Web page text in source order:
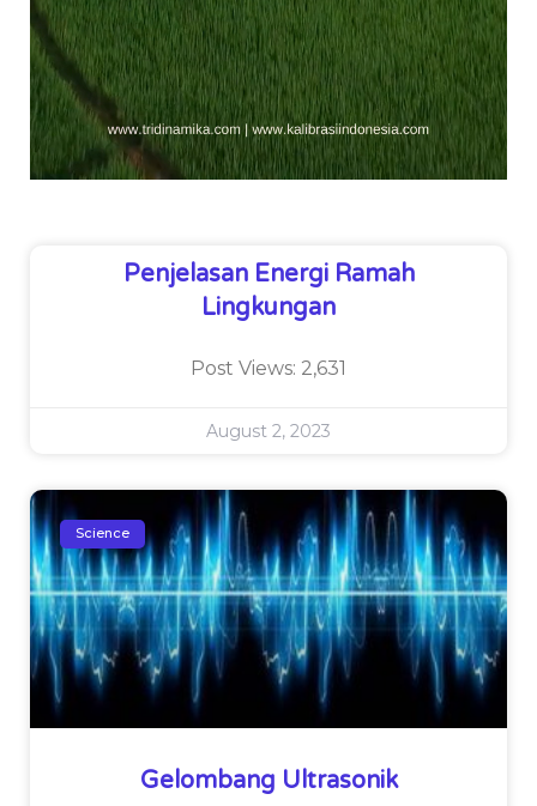
Penjelasan Energi Ramah
Lingkungan
Post Views: 2,631
August 2, 2023
Science
Gelombang Ultrasonik